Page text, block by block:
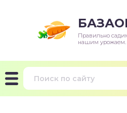
Правильно
нашим урожаем.